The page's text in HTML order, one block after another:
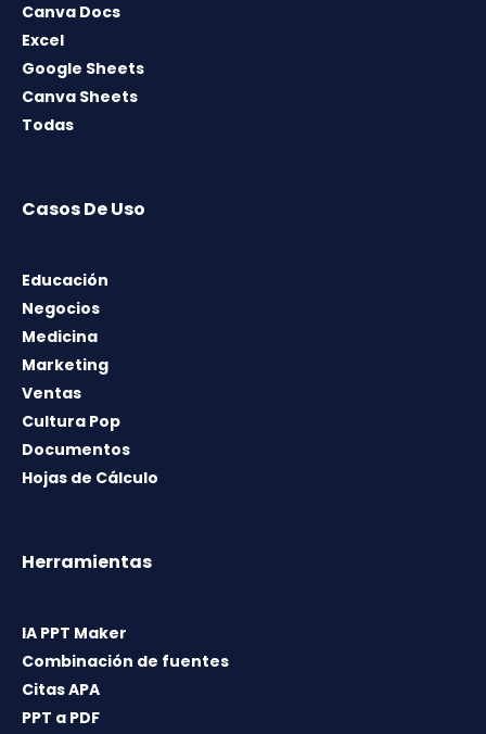
Canva Docs
Excel
Google Sheets
Canva Sheets
Todas
Casos De Uso
Educación
Negocios
Medicina
Marketing
Ventas
Cultura Pop
Documentos
Hojas de Cálculo
Herramientas
IA PPT Maker
Combinación de fuentes
Citas APA
PPT a PDF